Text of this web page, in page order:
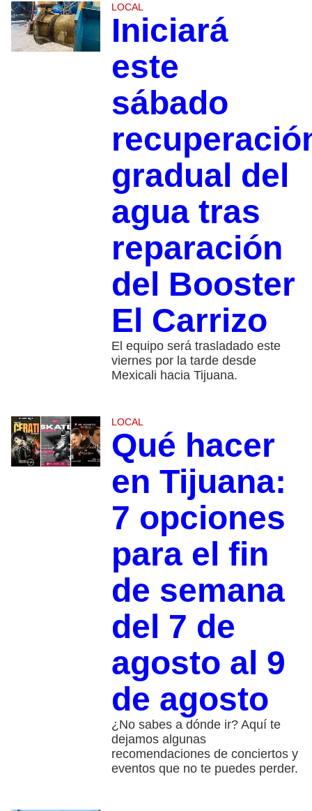
LOCAL
Iniciará
este
sábado
gradual del
agua tras
reparación
del Booster
El Carrizo
El equipo será trasladado este
viernes por la tarde desde
Mexicali hacia Tijuana.
LOCAL
Qué hacer
en Tijuana:
7 opciones
para el fin
de semana
del 7 de
agosto al 9
de agosto
¿No sabes a dónde ir? Aquí te
dejamos algunas
recomendaciones de conciertos y
eventos que no te puedes perder.